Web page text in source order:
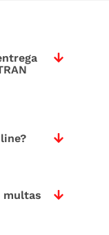
multas